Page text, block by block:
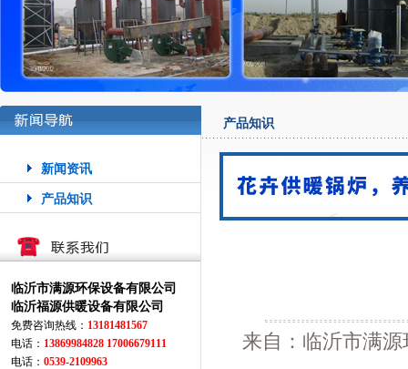
新闻资讯
产品知识
临沂市满源环保设备有限公司
临沂福源供暖设备有限公司
免费咨询热线： 13181481567
电话： 13869984828 17006679111
电话：0539-2109963
产品知识
来自：临沂市满